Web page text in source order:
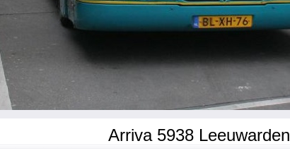
Arriva 5938 Leeuwarden